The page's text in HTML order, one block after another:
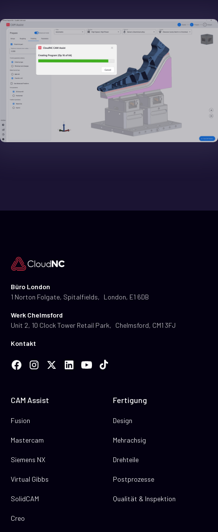
Büro London
1 Norton Folgate, Spitalfields, London, E1 6DB
Werk Chelmsford
Unit 2, 10 Clock Tower Retail Park, Chelmsford, CM1 3FJ
Kontakt
CAM Assist
Fusion
Mastercam
Siemens NX
Virtual Gibbs
SolidCAM
Creo
Fertigung
Design
Mehrachsig
Drehteile
Postprozesse
Qualität & Inspektion